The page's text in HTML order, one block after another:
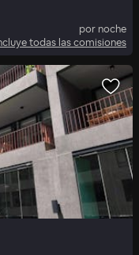
por noche
todas las comisiones